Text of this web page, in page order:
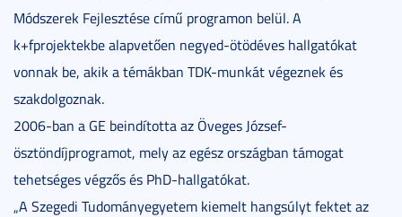
Módszerek Fejlesztése című programon belül. A
k+fprojektekbe alapvetően negyed-ötödéves hallgatókat
vonnak be, akik a témákban TDK-munkát végeznek és
szakdolgoznak.
2006-ban a GE beindította az Öveges József-
ösztöndíjprogramot, mely az egész országban támogat
tehetséges végzős és PhD-hallgatókat.
„A Szegedi Tudományegyetem kiemelt hangsúlyt fektet az